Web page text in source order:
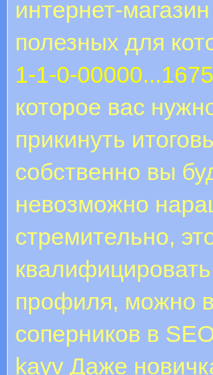
интернет-
полезных для
1-1-0-
которое вас
прикинуть
собственно вы
невозможно
стремительно,
профиля, можно
соперников в
kayv Даже